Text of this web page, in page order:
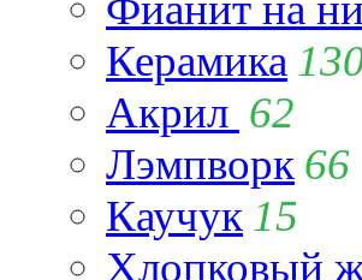
Керамика
Акрил 62
Лэмпворк 66
Каучук 15
Хлопковый